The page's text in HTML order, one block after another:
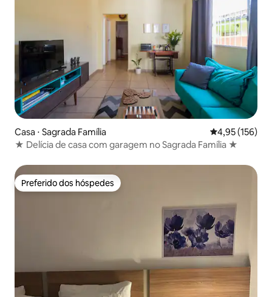
Casa ⋅ Sagrada Família 4,95 de uma
4,95 (156)
★ Delícia de casa com garagem no Sagrada Família ★
Preferido dos hóspedes
Preferido dos hóspedes